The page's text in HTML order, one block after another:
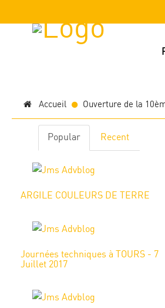
Accueil Ouverture de la
Popular Recent
ARGILE COULEURS DE TERRE
Journées techniques à TOURS - 7
Juillet 2017